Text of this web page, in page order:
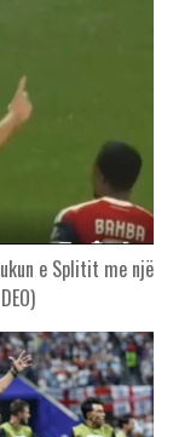
e Splitit me një